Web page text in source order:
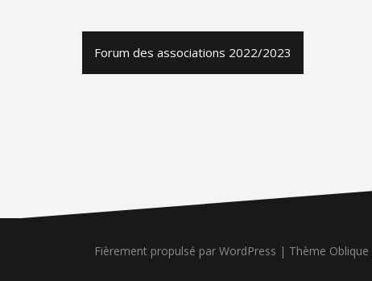
Forum des associations 2022/2023
Fièrement propulsé par WordPress | Thème Oblique